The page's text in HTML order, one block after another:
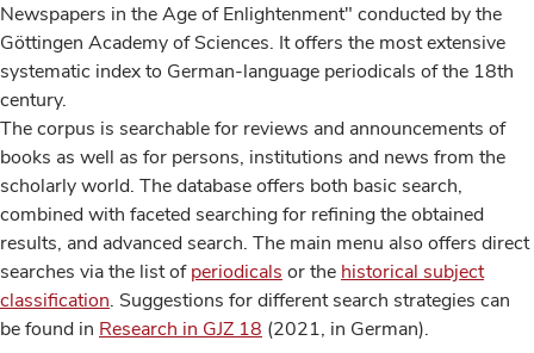
Newspapers in the Age of Enlightenment" conducted by the
Göttingen Academy of Sciences. It offers the most extensive
systematic index to German-language periodicals of the 18th
century.
The corpus is searchable for reviews and announcements of
books as well as for persons, institutions and news from the
scholarly world. The database offers both basic search,
combined with faceted searching for refining the obtained
results, and advanced search. The main menu also offers direct
searches via the list ofperiodicals or the historical subject
classification. Suggestions for different search strategies can
be found in Research in GJZ 18 (2021, in German).